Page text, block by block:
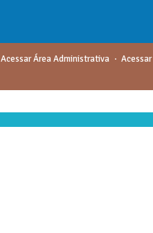
Acessar Área Administrativa